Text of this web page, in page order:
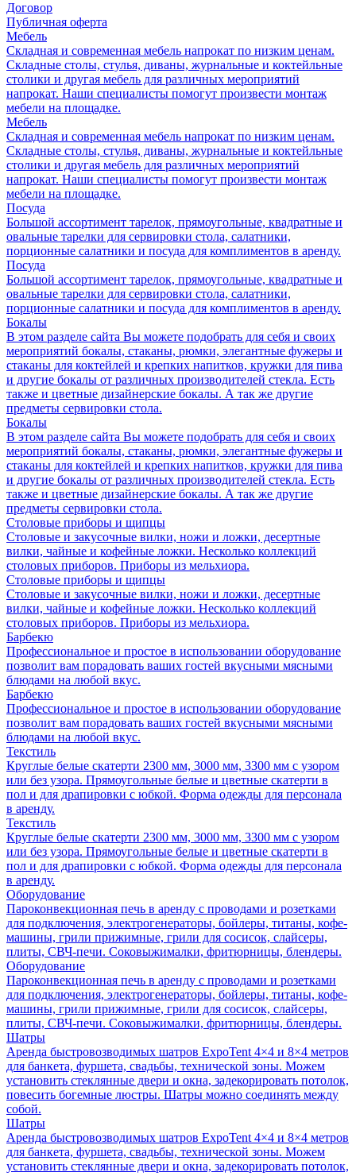
Договор
Публичная оферта
Мебель
Складная и современная мебель напрокат по низким ценам.
Складные столы, стулья, диваны, журнальные и коктейльные
столики и другая мебель для различных мероприятий
напрокат. Наши специалисты помогут произвести монтаж
мебели на площадке.
Мебель
Складная и современная мебель напрокат по низким ценам.
Складные столы, стулья, диваны, журнальные и коктейльные
столики и другая мебель для различных мероприятий
напрокат. Наши специалисты помогут произвести монтаж
мебели на площадке.
Посуда
Большой ассортимент тарелок, прямоугольные, квадратные и
овальные тарелки для сервировки стола, салатники,
порционные салатники и посуда для комплиментов в аренду.
Посуда
Большой ассортимент тарелок, прямоугольные, квадратные и
овальные тарелки для сервировки стола, салатники,
порционные салатники и посуда для комплиментов в аренду.
Бокалы
В этом разделе сайта Вы можете подобрать для себя и своих
мероприятий бокалы, стаканы, рюмки, элегантные фужеры и
стаканы для коктейлей и крепких напитков, кружки для пива
и другие бокалы от различных производителей стекла. Есть
также и цветные дизайнерские бокалы. А так же другие
предметы сервировки стола.
Бокалы
В этом разделе сайта Вы можете подобрать для себя и своих
мероприятий бокалы, стаканы, рюмки, элегантные фужеры и
стаканы для коктейлей и крепких напитков, кружки для пива
и другие бокалы от различных производителей стекла. Есть
также и цветные дизайнерские бокалы. А так же другие
предметы сервировки стола.
Столовые приборы и щипцы
Столовые и закусочные вилки, ножи и ложки, десертные
вилки, чайные и кофейные ложки. Несколько коллекций
столовых приборов. Приборы из мельхиора.
Столовые приборы и щипцы
Столовые и закусочные вилки, ножи и ложки, десертные
вилки, чайные и кофейные ложки. Несколько коллекций
столовых приборов. Приборы из мельхиора.
Барбекю
Профессиональное и простое в использовании оборудование
позволит вам порадовать ваших гостей вкусными мясными
блюдами на любой вкус.
Барбекю
Профессиональное и простое в использовании оборудование
позволит вам порадовать ваших гостей вкусными мясными
блюдами на любой вкус.
Текстиль
Круглые белые скатерти 2300 мм, 3000 мм, 3300 мм с узором
или без узора. Прямоугольные белые и цветные скатерти в
пол и для драпировки с юбкой. Форма одежды для персонала
в аренду.
Текстиль
Круглые белые скатерти 2300 мм, 3000 мм, 3300 мм с узором
или без узора. Прямоугольные белые и цветные скатерти в
пол и для драпировки с юбкой. Форма одежды для персонала
в аренду.
Оборудование
Пароконвекционная печь в аренду с проводами и розетками
для подключения, электрогенераторы, бойлеры, титаны, кофе-
машины, грили прижимные, грили для сосисок, слайсеры,
плиты, СВЧ-печи. Соковыжималки, фритюрницы, блендеры.
Оборудование
Пароконвекционная печь в аренду с проводами и розетками
для подключения, электрогенераторы, бойлеры, титаны, кофе-
машины, грили прижимные, грили для сосисок, слайсеры,
плиты, СВЧ-печи. Соковыжималки, фритюрницы, блендеры.
Шатры
Аренда быстровозводимых шатров ExpoTent 4×4 и 8×4 метров
для банкета, фуршета, свадьбы, технической зоны. Можем
установить стеклянные двери и окна, задекорировать потолок,
повесить богемные люстры. Шатры можно соединять между
собой.
Шатры
Аренда быстровозводимых шатров ExpoTent 4×4 и 8×4 метров
для банкета, фуршета, свадьбы, технической зоны. Можем
установить стеклянные двери и окна, задекорировать потолок,